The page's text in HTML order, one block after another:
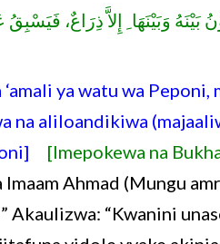
وَبَيْنَهَا ِ إِلاَّ ذِرَاعٌ،
ya watu wa Peponi,
na aliloandikiwa
[Imepokewa na
Ahmad (Mungu
Akaulizwa: “Kwanini